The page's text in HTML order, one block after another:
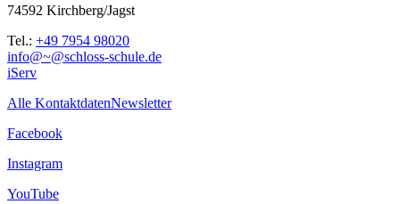
74592 Kirchberg/Jagst
Tel.: +49 7954 98020
info@~@schloss-schule.de
iServ
Alle KontaktdatenNewsletter
Facebook
Instagram
YouTube